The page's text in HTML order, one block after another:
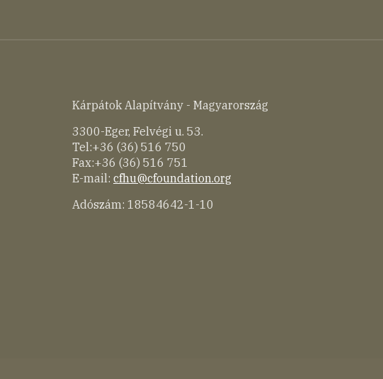
Kárpátok Alapítvány - Magyarország
3300-Eger, Felvégi u. 53.
Tel:+36 (36) 516 750
Fax:+36 (36) 516 751
E-mail: cfhu@cfoundation.org
Adószám: 18584642-1-10